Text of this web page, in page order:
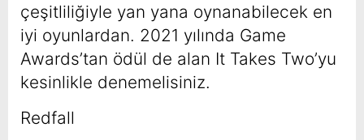
çeşitliliğiyle yan yana oynanabilecek en
iyi oyunlardan. 2021 yılında Game
Awards’tan ödül de alan It Takes Two’yu
kesinlikle denemelisiniz.
Redfall